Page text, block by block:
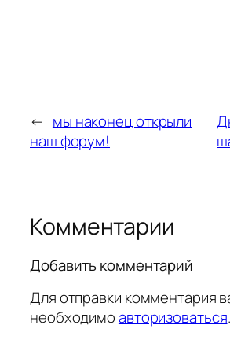
← мы наконец открыли
наш форум!
Комментарии
Добавить комментарий
Для отправки комментария
необходимоавторизоваться.